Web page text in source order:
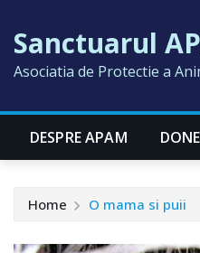
content
Sanctuarul
Asociatia de Protectie a
DESPRE APAM
Home O mama si puii